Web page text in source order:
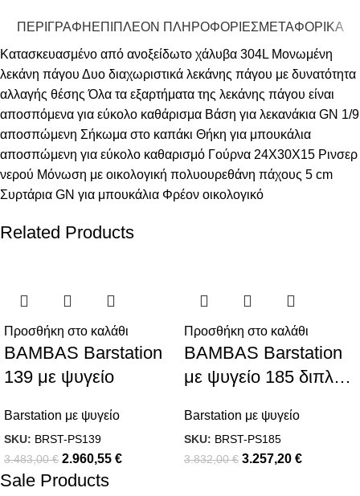
ΠΕΡΙΓΡΑΦΉ ΕΠΙΠΛΈΟΝ ΠΛΗΡΟΦΟΡΊΕΣΜΕΤΑΦΟΡΙΚΆ
Κατασκευασμένο από ανοξείδωτο χάλυβα 304L Μονωμένη
λεκάνη πάγου Δυο διαχωριστικά λεκάνης πάγου με δυνατότητα
αλλαγής θέσης Όλα τα εξαρτήματα της λεκάνης πάγου είναι
αποσπόμενα για εύκολο καθάρισμα Βάση για λεκανάκια GN 1/9
αποσπώμενη Σήκωμα στο καπάκι Θήκη για μπουκάλια
αποσπώμενη για εύκολο καθαρισμό Γούρνα 24Χ30Χ15 Ρινσερ
νερού Μόνωση με οικολογική πολυουρεθάνη πάχους 5 cm
Συρτάρια GN για μπουκάλια Φρέον οικολογικό
Related Products
Προσθήκη στο καλάθι
BAMBAS Barstation
139 με ψυγείο
Barstation με ψυγείο
SKU: BRST-PS139
3.483,00€ 2.960,55 €
Προσθήκη στο καλάθι
BAMBAS Barstation
με ψυγείο 185 διπλού
Barstation με ψυγείο
SKU: BRST-PS185
3.832,00€ 3.257,20 €
Sale Products